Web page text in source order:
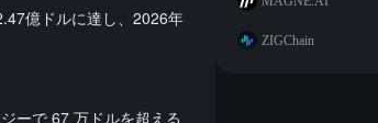
億ドルに達し、2026年
ーで 67 万ドルを超える
ZIGChain